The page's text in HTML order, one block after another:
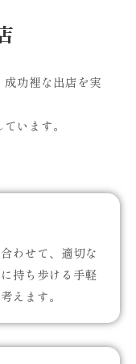
功裡な出店を実
います。
わせて、適切な
持ち歩ける手軽
えます。